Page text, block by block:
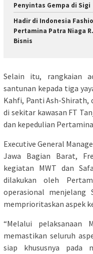
Penyintas Gempa di Sigi
Hadir di Indonesia
Pertamina Patra Niaga
Bisnis
Selain itu, rangkaian
santunan kepada tiga
Kahfi, Panti Ash-Shirath,
di sekitar kawasan FT
dan kepedulian
Executive General
Jawa Bagian Barat,
kegiatan MWT dan
dilakukan oleh
operasional menjelang
memprioritaskan aspek
“Melalui pelaksanaan
memastikan seluruh
siap khususnya pada